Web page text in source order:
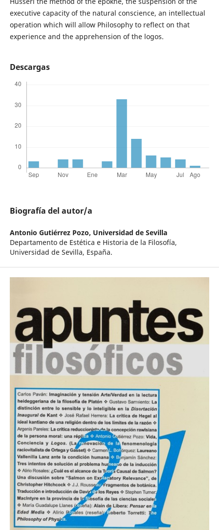
executive capacity of the natural conscience, an intellectual
operation which will allow Philosophy to reflect on that
experience and the apprehension of the logos.
Descargas
Biografía del autor/a
Antonio Gutiérrez Pozo, Universidad de Sevilla
Departamento de Estética e Historia de la Filosofía,
Universidad de Sevilla, España.